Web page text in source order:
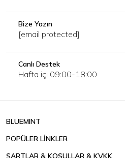
Bize Yazın
[email protected]
Canlı Destek
Hafta içi 09:00-18:00
BLUEMINT
POPÜLER LİNKLER